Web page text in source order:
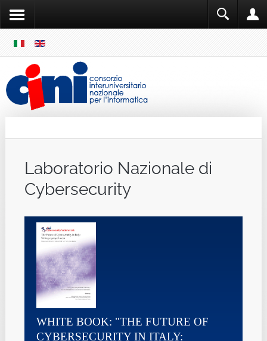
MENU
Laboratorio Nazionale di
Cybersecurity
WHITE BOOK: "THE FUTURE OF
CYBERSECURITY IN ITALY: